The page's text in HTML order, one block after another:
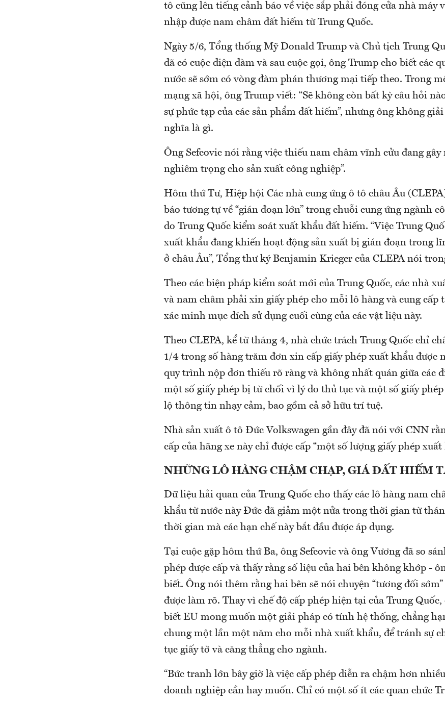
tô cũng lên tiếng cảnh báo về việc sắp phải đóng cửa nhà máy
nhập được nam châm đất hiếm từ Trung Quốc.
Ngày 5/6, Tổng thống Mỹ Donald Trump và Chủ tịch Trung
đã có cuộc điện đàm và sau cuộc gọi, ông Trump cho biết các
nước sẽ sớm có vòng đàm phán thương mại tiếp theo. Trong
mạng xã hội, ông Trump viết: “Sẽ không còn bất kỳ câu hỏi
sự phức tạp của các sản phẩm đất hiếm”, nhưng ông không
nghĩa là gì.
Ông Sefcovic nói rằng việc thiếu nam châm vĩnh cửu đang gây
nghiêm trọng cho sản xuất công nghiệp”.
Hôm thứ Tư, Hiệp hội Các nhà cung ứng ô tô châu Âu
báo tương tự về “gián đoạn lớn” trong chuỗi cung ứng ngành
do Trung Quốc kiểm soát xuất khẩu đất hiếm. “Việc Trung
xuất khẩu đang khiến hoạt động sản xuất bị gián đoạn trong
ở châu Âu”, Tổng thư ký Benjamin Krieger của CLEPA nói
Theo các biện pháp kiểm soát mới của Trung Quốc, các nhà
và nam châm phải xin giấy phép cho mỗi lô hàng và cung cấp
xác minh mục đích sử dụng cuối cùng của các vật liệu này.
Theo CLEPA, kể từ tháng 4, nhà chức trách Trung Quốc chỉ
1/4 trong số hàng trăm đơn xin cấp giấy phép xuất khẩu được
quy trình nộp đơn thiếu rõ ràng và không nhất quán giữa các
một số giấy phép bị từ chối vì lý do thủ tục và một số giấy
lộ thông tin nhạy cảm, bao gồm cả sở hữu trí tuệ.
Nhà sản xuất ô tô Đức Volkswagen gần đây đã nói với CNN
cấp của hãng xe này chỉ được cấp “một số lượng giấy phép xuất
NHỮNG LÔ HÀNG CHẬM CHẠP, GIÁ ĐẤT HIẾM
Dữ liệu hải quan của Trung Quốc cho thấy các lô hàng nam
khẩu từ nước này Đức đã giảm một nửa trong thời gian từ
thời gian mà các hạn chế này bắt đầu được áp dụng.
Tại cuộc gặp hôm thứ Ba, ông Sefcovic và ông Vương đã so
phép được cấp và thấy rằng số liệu của hai bên không khớp -
biết. Ông nói thêm rằng hai bên sẽ nói chuyện “tương đối
được làm rõ. Thay vì chế độ cấp phép hiện tại của Trung Quốc,
biết EU mong muốn một giải pháp có tính hệ thống, chẳng
chung một lần một năm cho mỗi nhà xuất khẩu, để tránh sự
tục giấy tờ và căng thẳng cho ngành.
“Bức tranh lớn bây giờ là việc cấp phép diễn ra chậm hơn
doanh nghiệp cần hay muốn. Chỉ có một số ít các quan chức